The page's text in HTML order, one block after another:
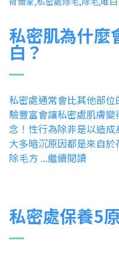
私密肌為什麼
白？
私密處通常會比其他部
驗豐富會讓私密處肌膚
念！性行為除非是以造
大多暗沉原因都是來自
除毛方 ...繼續閱讀
私密處保養5